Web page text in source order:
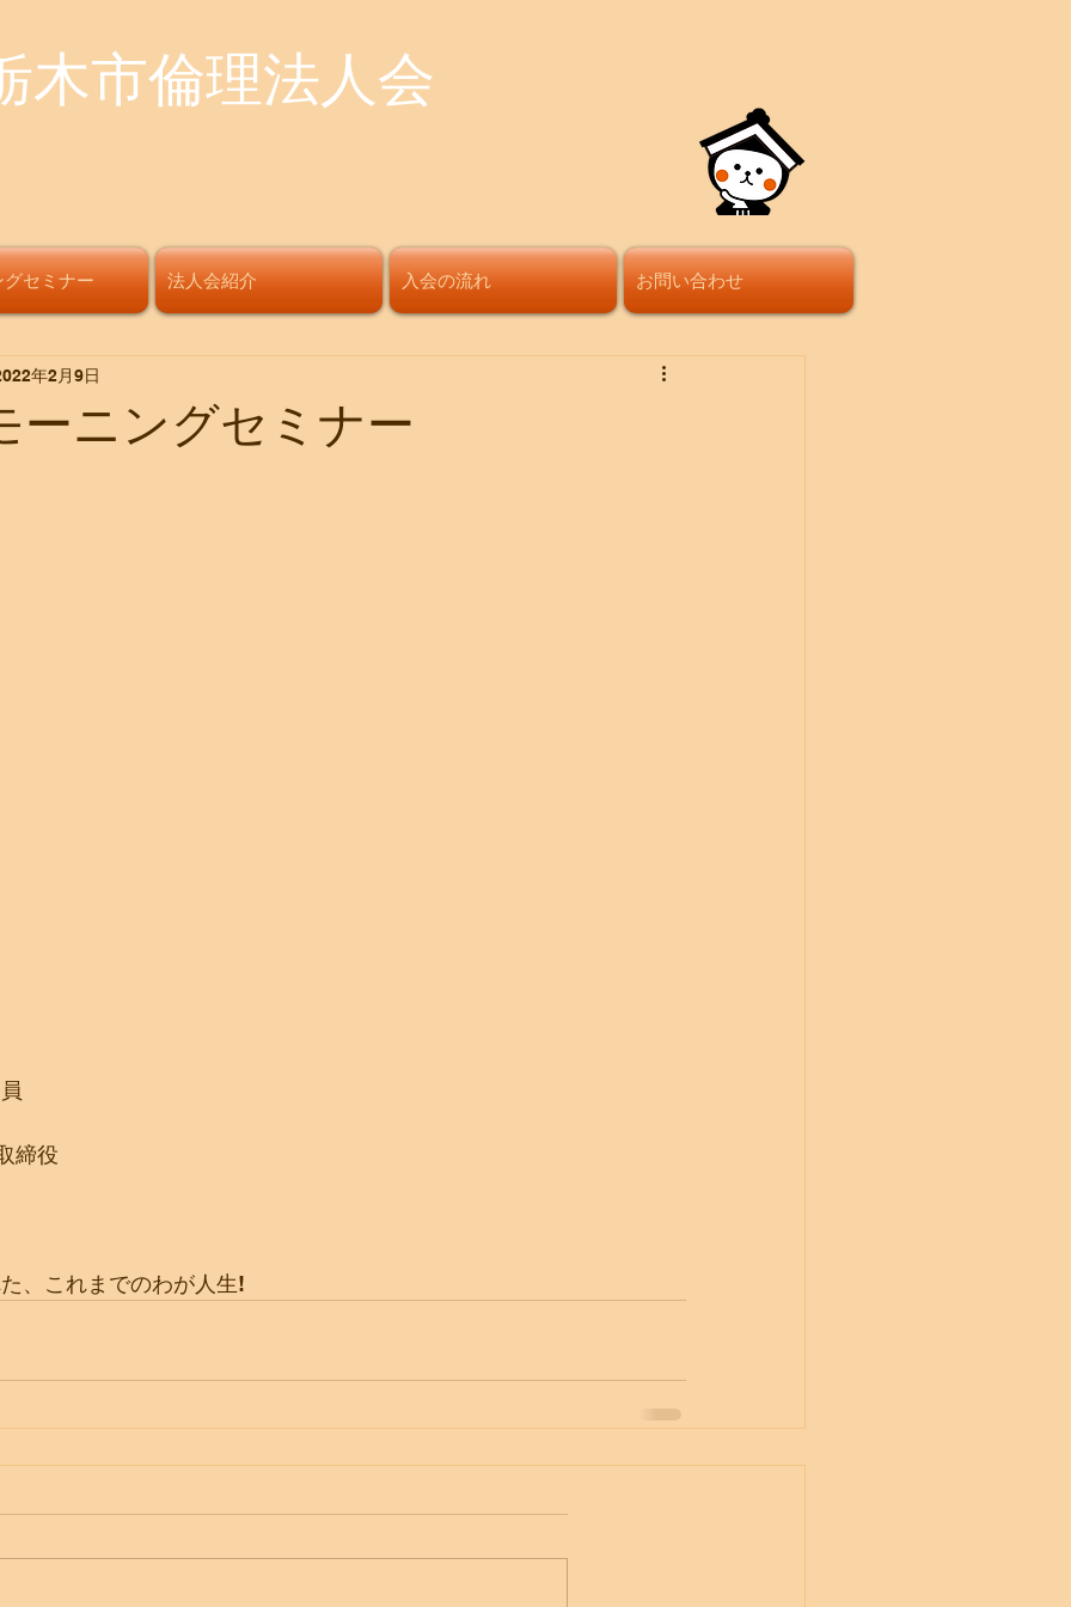
木市倫理法人会
セミナー 法人会紹介 入会の流れ お問い合わせ
ーニングセミナー
年2月9日
締役
、これまでのわが人生!